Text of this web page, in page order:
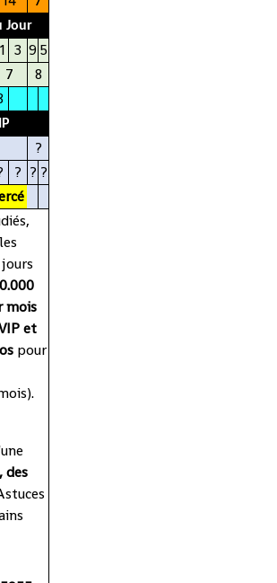
Jour
3 9 5
7 8
?
? ? ?
mois
et
pour
des